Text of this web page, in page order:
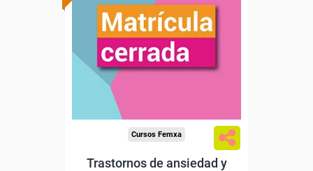
Cursos Femxa
Trastornos de ansiedad y